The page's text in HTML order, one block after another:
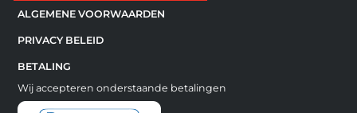
ALGEMENE VOORWAARDEN
PRIVACY BELEID
BETALING
Wij accepteren onderstaande betalingen